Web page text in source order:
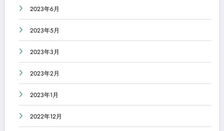
2023年6月
2023年5月
2023年3月
2023年2月
2023年1月
2022年12月